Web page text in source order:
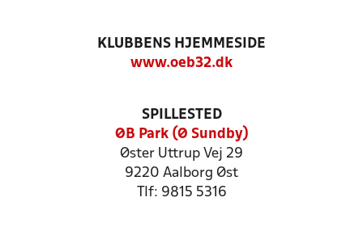
KLUBBENS HJEMMESIDE
www.oeb32.dk
SPILLESTED
ØB Park (Ø Sundby)
Øster Uttrup Vej 29
9220 Aalborg Øst
Tlf: 9815 5316